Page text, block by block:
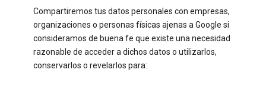
Compartiremos tus datos personales con empresas,
organizaciones o personas físicas ajenas a Google si
consideramos de buena fe que existe una necesidad
razonable de acceder a dichos datos o utilizarlos,
conservarlos o revelarlos para: